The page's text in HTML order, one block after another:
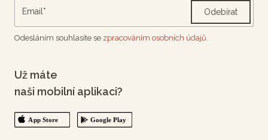
Odebírat
Odesláním souhlasíte se zpracováním osobních údajů.
Už máte
naši mobilní aplikaci?